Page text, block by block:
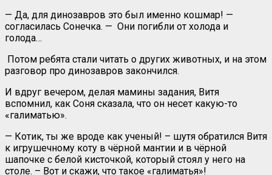
— Да, для динозавров это был именно кошмар! —
согласилась Сонечка. — Они погибли от холода и
голода…
Потом ребята стали читать о других животных, и на этом
разговор про динозавров закончился.
И вдруг вечером, делая мамины задания, Витя
вспомнил, как Соня сказала, что он несет какую-то
«галиматью».
— Котик, ты же вроде как ученый! – шутя обратился Витя
к игрушечному коту в чёрной мантии и в чёрной
шапочке с белой кисточкой, который стоял у него на
столе. – Вот и скажи, что такое «галиматья»!